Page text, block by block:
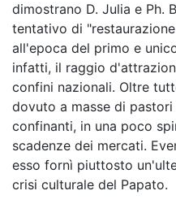
dimostrano D. Julia e Ph.
tentativo di
all'epoca del primo e
infatti, il raggio
confini nazionali. Oltre
dovuto a masse di
confinanti, in una poco
scadenze dei mercati.
esso fornì piuttosto
crisi culturale del Papato.